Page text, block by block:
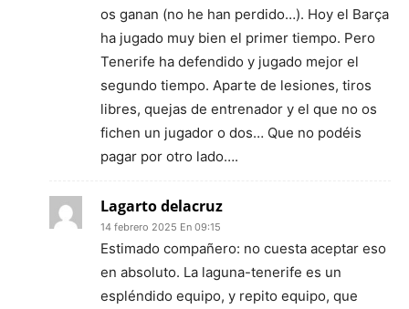
os ganan (no he han perdido…). Hoy el Barça
ha jugado muy bien el primer tiempo. Pero
Tenerife ha defendido y jugado mejor el
segundo tiempo. Aparte de lesiones, tiros
libres, quejas de entrenador y el que no os
fichen un jugador o dos… Que no podéis
pagar por otro lado….
Lagarto delacruz
14 febrero 2025 En 09:15
Estimado compañero: no cuesta aceptar eso
en absoluto. La laguna-tenerife es un
espléndido equipo, y repito equipo, que